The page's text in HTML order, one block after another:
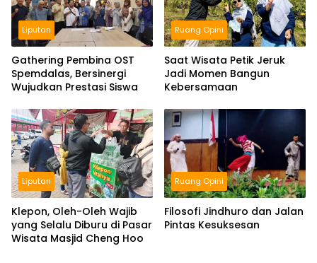
Liputan
Gathering Pembina OST
Spemdalas, Bersinergi
Wujudkan Prestasi Siswa
Ruang Opini
Saat Wisata Petik Jeruk
Jadi Momen Bangun
Kebersamaan
Liputan
Klepon, Oleh-Oleh Wajib
yang Selalu Diburu di Pasar
Wisata Masjid Cheng Hoo
Ruang Opini
Filosofi Jindhuro dan Jalan
Pintas Kesuksesan